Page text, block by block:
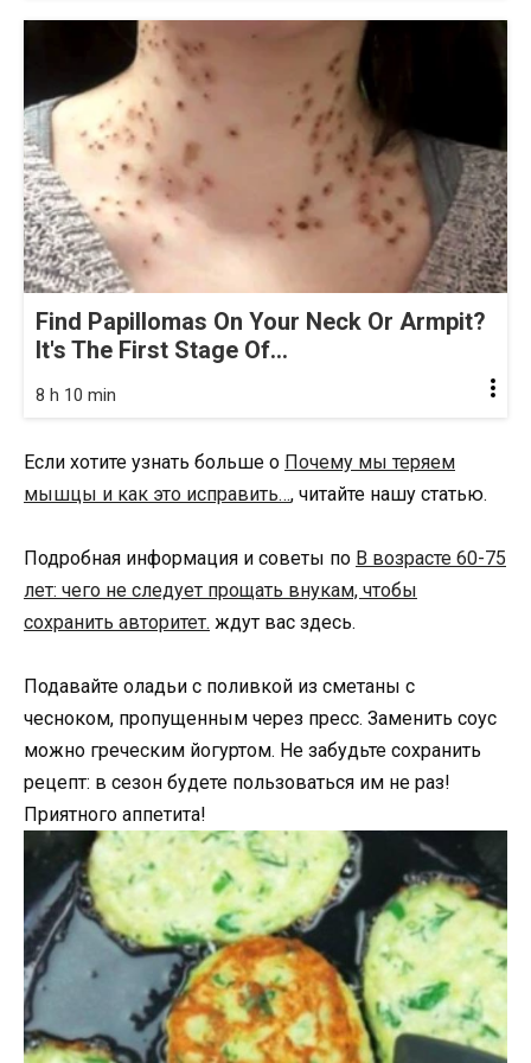
Find Papillomas On Your Neck Or Armpit?
It's The First Stage Of...
8 h 10 min
Если хотите узнать больше о Почему мы теряем
мышцы и как это исправить…, читайте нашу статью.
Подробная информация и советы по В возрасте 60-75
лет: чего не следует прощать внукам, чтобы
сохранить авторитет. ждут вас здесь.
Подавайте оладьи с поливкой из сметаны с
чесноком, пропущенным через пресс. Заменить соус
можно греческим йогуртом. Не забудьте сохранить
рецепт: в сезон будете пользоваться им не раз!
Приятного аппетита!